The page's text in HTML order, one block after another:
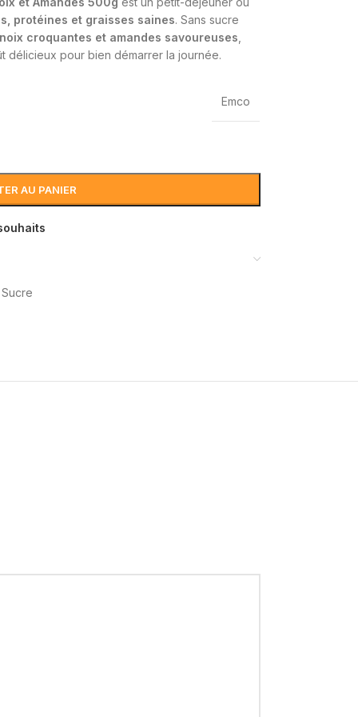
protéines et graisses saines. Sans sucre
croquantes et amandes savoureuses
délicieux pour bien démarrer la journée.
Emco
AU PANIER